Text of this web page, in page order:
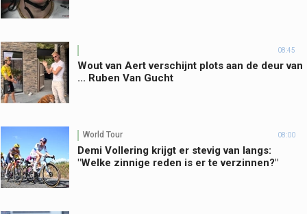
08:45
Wout van Aert verschijnt plots aan de deur van
... Ruben Van Gucht
World Tour 08:00
Demi Vollering krijgt er stevig van langs:
"Welke zinnige reden is er te verzinnen?"